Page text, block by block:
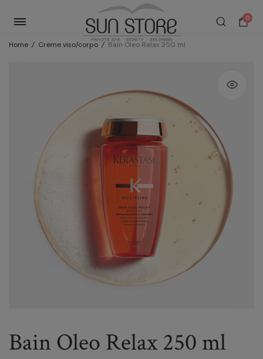
0
Home / Creme viso/corpo / Bain Oleo Relax 250 ml
Bain Oleo Relax 250 ml